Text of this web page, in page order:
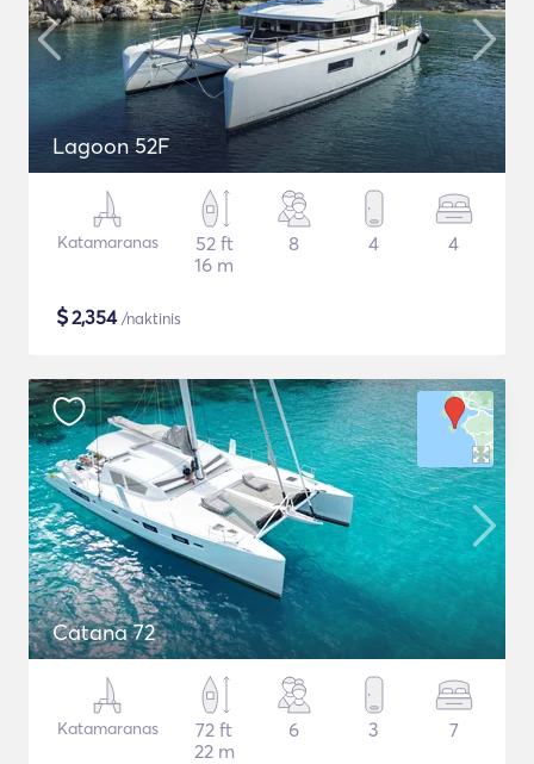
Lagoon 52F
Katamaranas
52 ft
16 m
8 4 4
$2,354/naktinis
Catana 72
Katamaranas
72 ft
22 m
6 3 7